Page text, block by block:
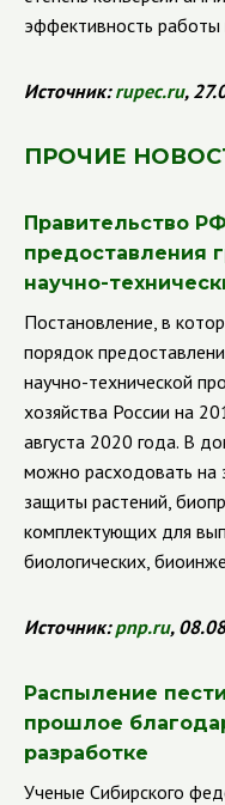
эффективность работы
Источник:rupec.ru,
ПРОЧИЕ
Правительство
предоставления
научно-
Постановление, в
порядок
научно-технической
хозяйства России на
августа 2020 года. В
можно расходовать на
защиты растений,
комплектующих для
биологических,
Источник:pnp.ru,
Распыление
прошлое
разработке
Ученые Сибирского